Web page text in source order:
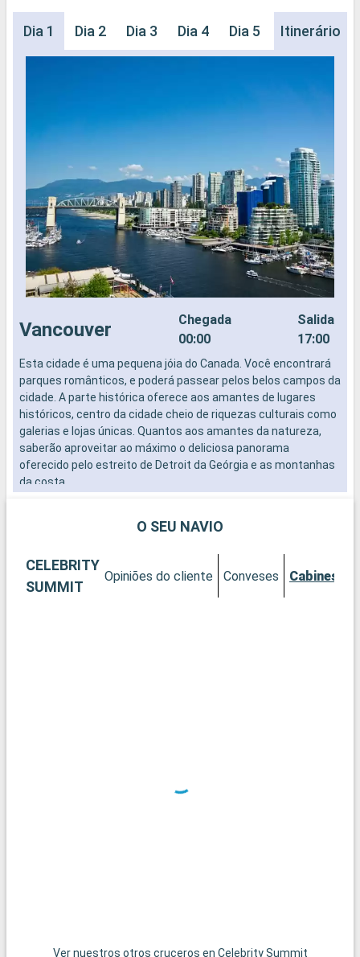
Dia 1 Dia 2 Dia 3 Dia 4 Dia 5 Dia 6 Dia
Itinerário
Vancouver
Chegada
00:00
Salida
17:00
Esta cidade é uma pequena jóia do Canada. Você encontrará
parques românticos, e poderá passear pelos belos campos da
cidade. A parte histórica oferece aos amantes de lugares
históricos, centro da cidade cheio de riquezas culturais como
galerias e lojas únicas. Quantos aos amantes da natureza,
saberão aproveitar ao máximo o deliciosa panorama
oferecido pelo estreito de Detroit da Geórgia e as montanhas
da costa.
O SEU NAVIO
CELEBRITY
SUMMIT
Opiniões do cliente Conveses Cabines
Ver nuestros otros cruceros en Celebrity Summit